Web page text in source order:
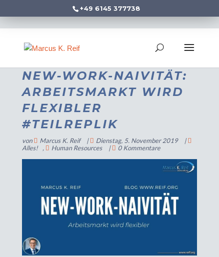
+49 6145 377738
NEW-WORK-NAIVITÄT:
ARBEITSMARKT WIRD
FLEXIBLER
#TEILREPLIK
von Marcus K. Reif | Dienstag, 5. November 2019
|
Alles!
, Human Resources | 0 Kommentare